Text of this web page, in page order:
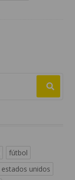
fútbol
estados unidos